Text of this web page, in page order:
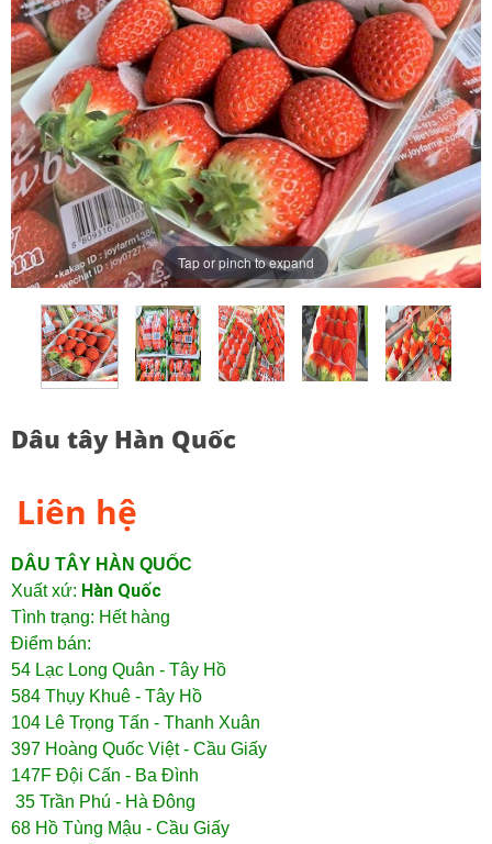
Tap or pinch to expand
Dâu tây Hàn Quốc
Liên hệ
DÂU TÂY HÀN QUỐC
Xuất xứ: Hàn Quốc
Tình trạng: Hết hàng
Điểm bán:
54 Lạc Long Quân - Tây Hồ
584 Thụy Khuê - Tây Hồ
104 Lê Trọng Tấn - Thanh Xuân
397 Hoàng Quốc Việt - Cầu Giấy
147F Đội Cấn - Ba Đình
35 Trần Phú - Hà Đông
68 Hồ Tùng Mậu - Cầu Giấy